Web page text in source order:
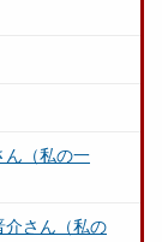
ん（私の一
介さん（私の